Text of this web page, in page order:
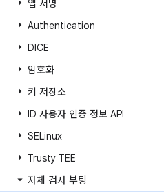
앱 서명
Authentication
DICE
암호화
키 저장소
ID 사용자 인증 정보 API
SELinux
Trusty TEE
자체 검사 부팅